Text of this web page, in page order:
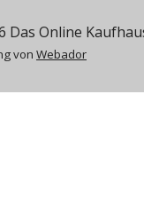
Das Online
von Webador